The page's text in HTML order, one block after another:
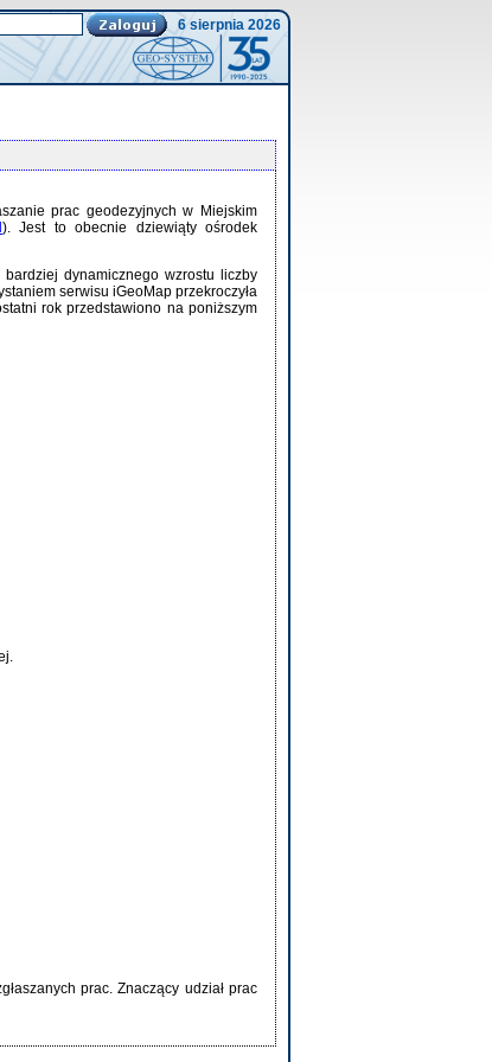
6 sierpnia 2026
prac geodezyjnych w Miejskim
). Jest to obecnie dziewiąty ośrodek
dynamicznego wzrostu liczby
serwisu iGeoMap przekroczyła
rok przedstawiono na poniższym
prac. Znaczący udział prac